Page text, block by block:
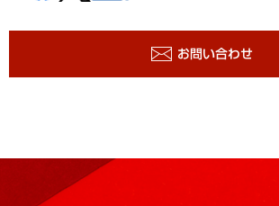
お問い合わせ